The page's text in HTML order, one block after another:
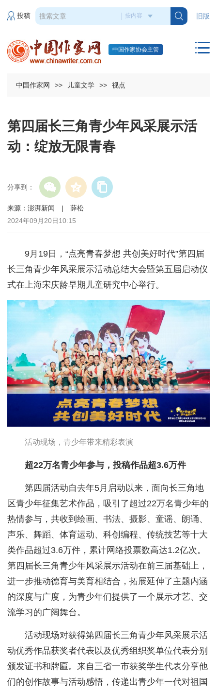
旧版
投稿
中国作家协会主管
中国作家网 >> 儿童文学 >> 视点
第四届长三角青少年风采展示活
动：绽放无限青春
分享到：
来源：澎湃新闻 | 薛松
2024年09月20日10:15
9月19日，“点亮青春梦想 共创美好时代”第四届
长三角青少年风采展示活动总结大会暨第五届启动仪
式在上海宋庆龄早期儿童研究中心举行。
活动现场，青少年带来精彩表演
超22万名青少年参与，投稿作品超3.6万件
第四届活动自去年5月启动以来，面向长三角地
区青少年征集艺术作品，吸引了超过22万名青少年的
热情参与，共收到绘画、书法、摄影、童谣、朗诵、
声乐、舞蹈、体育运动、科创编程、传统技艺等十大
类作品超过3.6万件，累计网络投票数高达1.2亿次。
第四届长三角青少年风采展示活动在前三届基础上，
进一步推动德育与美育相结合，拓展延伸了主题内涵
的深度与广度，为青少年们提供了一个展示才艺、交
流学习的广阔舞台。
活动现场对获得第四届长三角青少年风采展示活
动优秀作品获奖者代表以及优秀组织奖单位代表分别
颁发证书和牌匾。来自三省一市获奖学生代表分享他
们的创作故事与活动感悟，传递出青少年一代对祖国